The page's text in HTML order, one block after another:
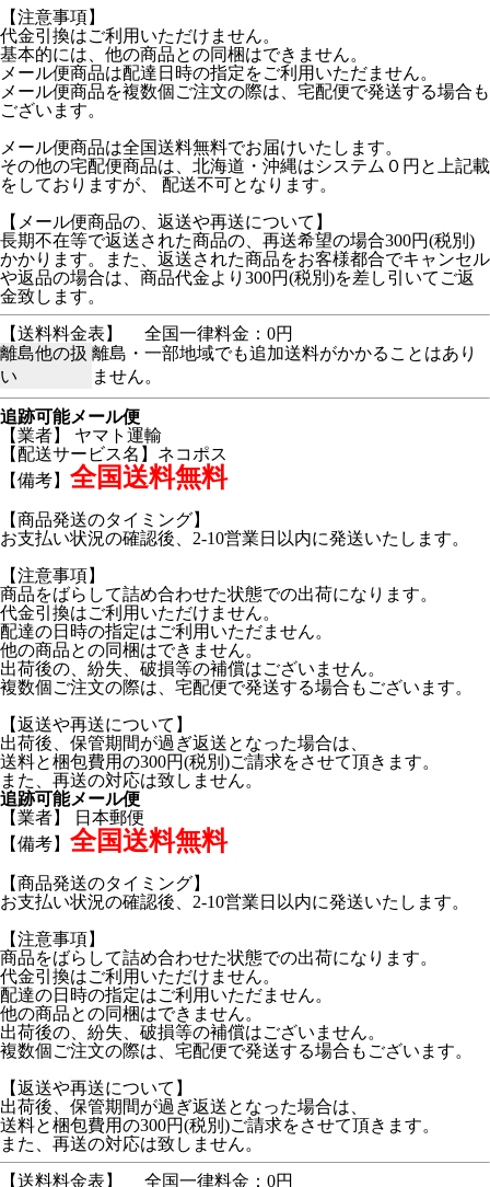
【注意事項】
代金引換はご利用いただけません。
基本的には、他の商品との同梱はできません。
メール便商品は配達日時の指定をご利用いただません。
メール便商品を複数個ご注文の際は、宅配便で発送する場合も
ございます。
メール便商品は全国送料無料でお届けいたします。
その他の宅配便商品は、北海道・沖縄はシステム０円と上記載
をしておりますが、 配送不可となります。
【メール便商品の、返送や再送について】
長期不在等で返送された商品の、再送希望の場合300円(税別)
かかります。また、返送された商品をお客様都合でキャンセル
や返品の場合は、商品代金より300円(税別)を差し引いてご返
金致します。
【送料料金表】
全国一律料金：0円
離島他の扱
い
離島・一部地域でも追加送料がかかることはあり
ません。
追跡可能メール便
【業者】 ヤマト運輸
【配送サービス名】ネコポス
【備考】 全国送料無料
【商品発送のタイミング】
お支払い状況の確認後、2-10営業日以内に発送いたします。
【注意事項】
商品をばらして詰め合わせた状態での出荷になります。
代金引換はご利用いただけません。
配達の日時の指定はご利用いただません。
他の商品との同梱はできません。
出荷後の、紛失、破損等の補償はございません。
複数個ご注文の際は、宅配便で発送する場合もございます。
【返送や再送について】
出荷後、保管期間が過ぎ返送となった場合は、
送料と梱包費用の300円(税別)ご請求をさせて頂きます。
また、再送の対応は致しません。
追跡可能メール便
【業者】 日本郵便
【備考】 全国送料無料
【商品発送のタイミング】
お支払い状況の確認後、2-10営業日以内に発送いたします。
【注意事項】
商品をばらして詰め合わせた状態での出荷になります。
代金引換はご利用いただけません。
配達の日時の指定はご利用いただません。
他の商品との同梱はできません。
出荷後の、紛失、破損等の補償はございません。
複数個ご注文の際は、宅配便で発送する場合もございます。
【返送や再送について】
出荷後、保管期間が過ぎ返送となった場合は、
送料と梱包費用の300円(税別)ご請求をさせて頂きます。
また、再送の対応は致しません。
【送料料金表】
全国一律料金：0円